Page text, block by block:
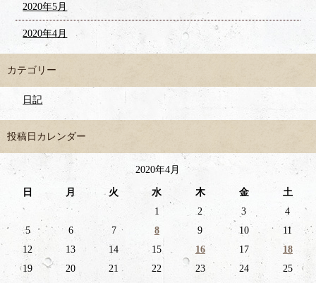
2020年5月
2020年4月
カテゴリー
日記
投稿日カレンダー
2020年4月
日 月 火 水 木 金
土
1
2 3
4
5
6 7 8 9 10
11
12
13 14 15 16 17
18
19
20 21 22 23 24
25